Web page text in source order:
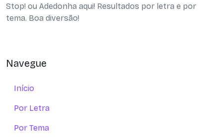
Stop! ou Adedonha aqui! Resultados por letra e por
tema. Boa diversão!
Navegue
Início
Por Letra
Por Tema